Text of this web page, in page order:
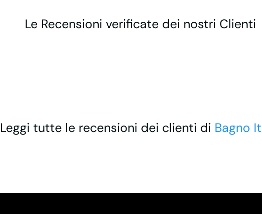
Le Recensioni verificate dei nostri Clienti
Leggi tutte le recensioni dei clienti di Bagno